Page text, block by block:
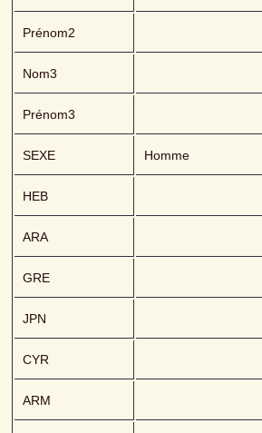
Prénom2
Nom3
Prénom3
SEXE Homme
HEB
ARA
GRE
JPN
CYR
ARM